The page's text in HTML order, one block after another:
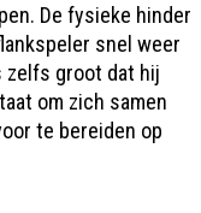
De fysieke hinder
snel weer
zelfs groot dat hij
om zich samen
te bereiden op